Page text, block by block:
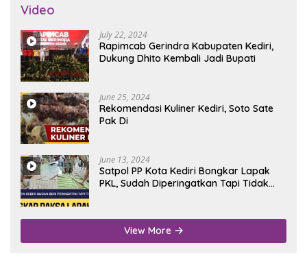
Video
July 22, 2024
Rapimcab Gerindra Kabupaten Kediri,
Dukung Dhito Kembali Jadi Bupati
June 25, 2024
Rekomendasi Kuliner Kediri, Soto Sate
Pak Di
June 13, 2024
Satpol PP Kota Kediri Bongkar Lapak
PKL, Sudah Diperingatkan Tapi Tidak
View More